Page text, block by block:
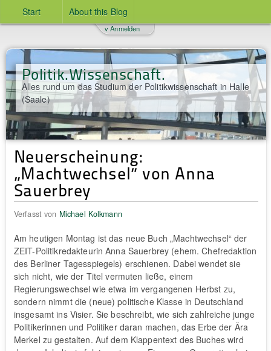
Start About this Blog
Politik.Wissenschaft.
Alles rund um das Studium der Politikwissenschaft in Halle
(Saale)
v Anmelden
Neuerscheinung:
„Machtwechsel“ von Anna
Sauerbrey
Verfasst von Michael Kolkmann
Am heutigen Montag ist das neue Buch „Machtwechsel“ der
ZEIT-Politikredakteurin Anna Sauerbrey (ehem. Chefredaktion
des Berliner Tagesspiegels) erschienen. Dabei wendet sie
sich nicht, wie der Titel vermuten ließe, einem
Regierungswechsel wie etwa im vergangenen Herbst zu,
sondern nimmt die (neue) politische Klasse in Deutschland
insgesamt ins Visier. Sie beschreibt, wie sich zahlreiche junge
Politikerinnen und Politiker daran machen, das Erbe der Ära
Merkel zu gestalten. Auf dem Klappentext des Buches wird